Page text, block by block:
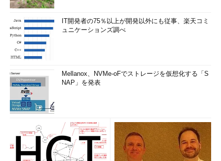
IT開発者の75％以上が開発以外にも従事、楽天コミ
ュニケーションズ調べ
Mellanox、NVMe-oFでストレージを仮想化する「S
NAP」を発表